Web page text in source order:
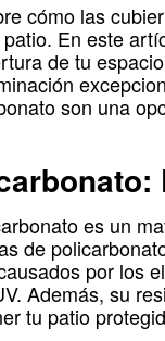
cómo las
En este
de tu
son una
es un
de
por los
Además, su
tu patio